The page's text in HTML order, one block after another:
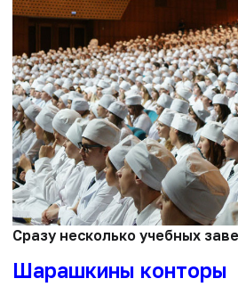
Сразу несколько учебных
Шарашкины конторы